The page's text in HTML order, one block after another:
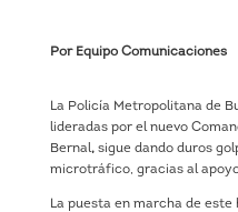
Por Equipo Comunicaciones
La Policía Metropolitana de
lideradas por el nuevo
Bernal, sigue dando duros
microtráfico, gracias al
La puesta en marcha de